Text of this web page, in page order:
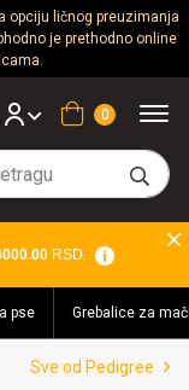
opciju ličnog preuzimanja
je prethodno online
Korpa
RSD.
pse Grebalice za
Sve od Pedigree